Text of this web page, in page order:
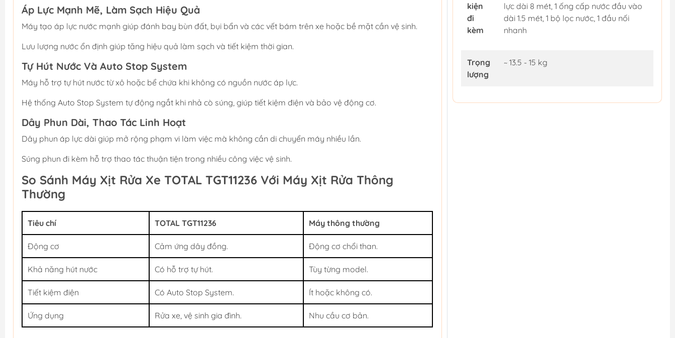
Áp Lực Mạnh Mẽ, Làm Sạch Hiệu Quả
Máy tạo áp lực nước mạnh giúp đánh bay bùn đất, bụi bẩn và các vết bám trên xe hoặc bề mặt cần vệ sinh.
Lưu lượng nước ổn định giúp tăng hiệu quả làm sạch và tiết kiệm thời gian.
Tự Hút Nước Và Auto Stop System
Máy hỗ trợ tự hút nước từ xô hoặc bể chứa khi không có nguồn nước áp lực.
Hệ thống Auto Stop System tự động ngắt khi nhả cò súng, giúp tiết kiệm điện và bảo vệ động cơ.
Dây Phun Dài, Thao Tác Linh Hoạt
Dây phun áp lực dài giúp mở rộng phạm vi làm việc mà không cần di chuyển máy nhiều lần.
Súng phun đi kèm hỗ trợ thao tác thuận tiện trong nhiều công việc vệ sinh.
So Sánh Máy Xịt Rửa Xe TOTAL TGT11236 Với Máy Xịt Rửa Thông
Thường
Tiêu chí TOTAL TGT11236 Máy thông thường
Động cơ Cảm ứng dây đồng. Động cơ chổi than.
Khả năng hút nước Có hỗ trợ tự hút. Tùy từng model.
Tiết kiệm điện Có Auto Stop System. Ít hoặc không có.
Ứng dụng Rửa xe, vệ sinh gia đình. Nhu cầu cơ bản.
kiện
đi
kèm
lực dài 8 mét, 1 ống cấp nước đầu vào
dài 1.5 mét, 1 bộ lọc nước, 1 đầu nối
nhanh
Trọng
lượng
~ 13.5 - 15 kg